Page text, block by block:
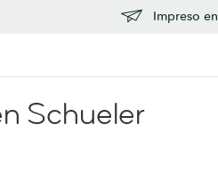
Impreso
Schueler